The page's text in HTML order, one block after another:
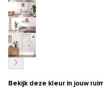
Bekijk deze kleur in jouw